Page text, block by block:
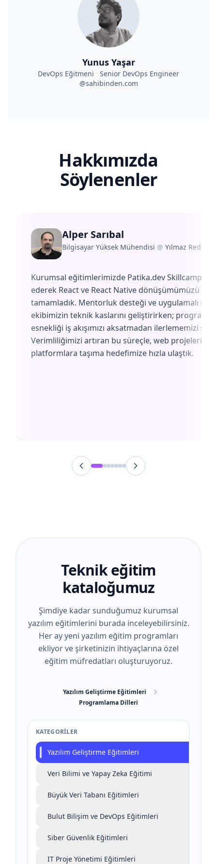
Yunus Yaşar
DevOps Eğitmeni Senior DevOps Engineer
@sahibinden.com
Hakkımızda
Söylenenler
Alper Sarıbal
Bilgisayar Yüksek Mühendisi @ Yılmaz
Kurumsal eğitimlerimizde Patika.dev Skillcamp'i
ederek React ve React Native dönüşümümüzü
tamamladık. Mentorluk desteği ve uygulamalı
ekibimizin teknik kaslarını geliştirirken; programın
esnekliği iş akışımızı aksatmadan ilerlememizi
Verimliliğimizi artıran bu süreçle, web
platformlara taşıma hedefimize hızla ulaştık.
Teknik eğitim
kataloğumuz
Şimdiye kadar sunduğumuz kurumsal
yazılım eğitimlerini burada inceleyebilirsiniz.
Her ay yeni yazılım eğitim programları
ekliyor ve şirketinizin ihtiyaçlarına özel
eğitim müfredatları oluşturuyoruz.
Yazılım Geliştirme Eğitimleri
Programlama Dilleri
KATEGORILER
Yazılım Geliştirme Eğitimleri
Veri Bilimi ve Yapay Zeka Eğitimi
Büyük Veri Tabanı Eğitimleri
Bulut Bilişim ve DevOps Eğitimleri
Siber Güvenlik Eğitimleri
IT Proje Yönetimi Eğitimleri